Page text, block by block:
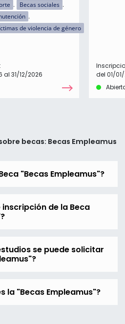
Becas sociales
de violencia de género
al 31/12/2026
del 01/
becas: Becas Empleamus
"Becas Empleamus"?
inscripción de la Beca
se puede solicitar
la "Becas Empleamus"?